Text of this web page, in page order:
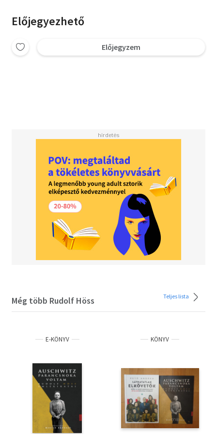
Előjegyezhető
Előjegyzem
Még több Rudolf Höss Teljes lista
E-KÖNYV KÖNYV